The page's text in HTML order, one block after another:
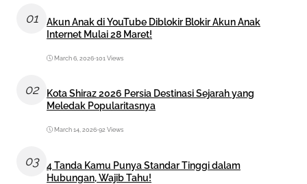
01
Akun Anak di YouTube Diblokir Blokir Akun Anak
Internet Mulai 28 Maret!
March 6, 2026•101 Views
02
Kota Shiraz 2026 Persia Destinasi Sejarah yang
Meledak Popularitasnya
March 14, 2026•92 Views
03
4 Tanda Kamu Punya Standar Tinggi dalam
Hubungan, Wajib Tahu!